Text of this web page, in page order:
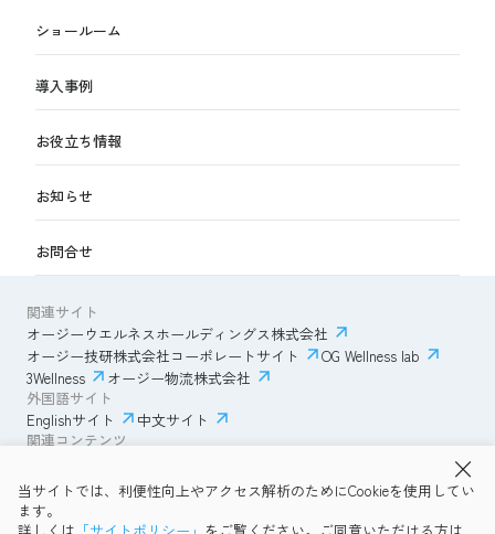
当サイトでは、利便性向上やアクセス解析のためにCookieを使用してい
ます。
ショールーム
導入事例
お役立ち情報
お知らせ
お問合せ
関連サイト
オージーウエルネスホールディングス株式会社
オージー技研株式会社コーポレートサイト
OG Wellness lab
3Wellness
オージー物流株式会社
外国語サイト
Englishサイト
中文サイト
関連コンテンツ
透明性ガイドライン
プライバシーポリシー
OG Wellness会員規約